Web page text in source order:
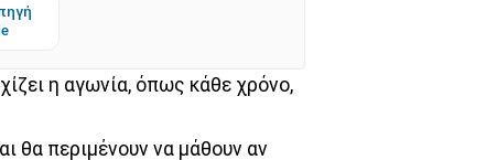
η αγωνία, όπως κάθε χρόνο,
θα περιμένουν να μάθουν αν